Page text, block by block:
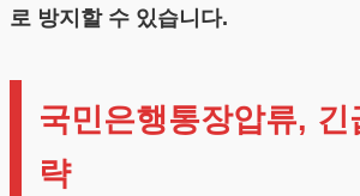
로 방지할 수 있습니다.
국민은행통장압류, 긴
략